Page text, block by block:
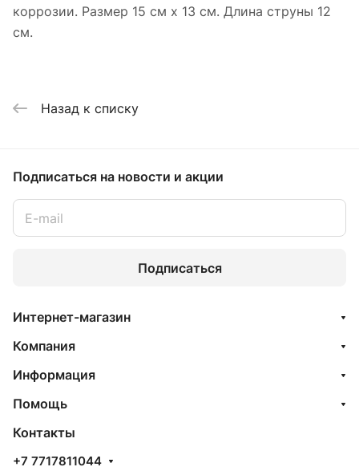
коррозии. Размер 15 см х 13 см. Длина струны 12
см.
Назад к списку
Подписаться на новости и акции
Подписаться
Интернет-магазин
Компания
Информация
Помощь
Контакты
+7 7717811044